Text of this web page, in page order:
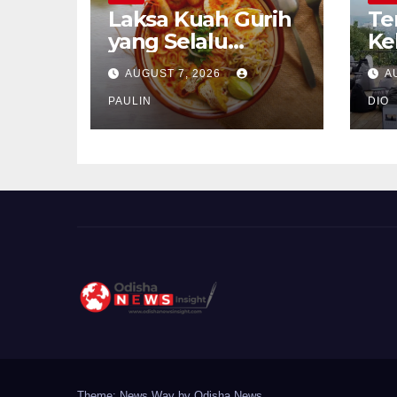
Laksa Kuah Gurih
yang Selalu
Dirindukan
AUGUST 7, 2026
PAULIN DIO